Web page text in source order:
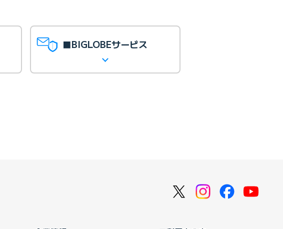
■BIGLOBEサービス